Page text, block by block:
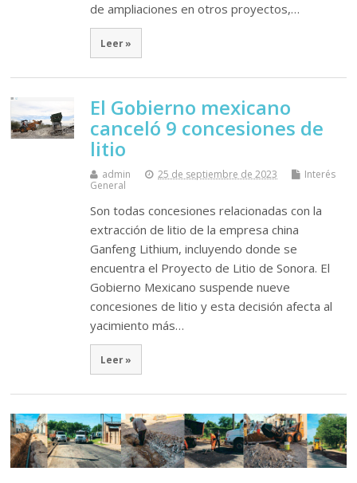
de ampliaciones en otros proyectos,…
Leer »
El Gobierno mexicano
canceló 9 concesiones de
litio
admin 25 de septiembre de 2023
Interés
General
Son todas concesiones relacionadas con la
extracción de litio de la empresa china
Ganfeng Lithium, incluyendo donde se
encuentra el Proyecto de Litio de Sonora. El
Gobierno Mexicano suspende nueve
concesiones de litio y esta decisión afecta al
yacimiento más…
Leer »